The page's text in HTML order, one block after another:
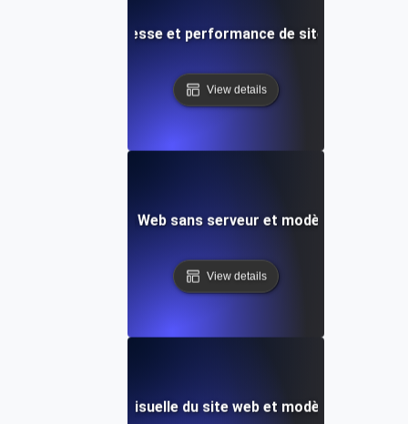
: Test de vitesse et performance de site web
View details
de vitesse de site Web sans serveur et modèle de
View details
Test de vitesse visuelle du site web et modèle d'analyse